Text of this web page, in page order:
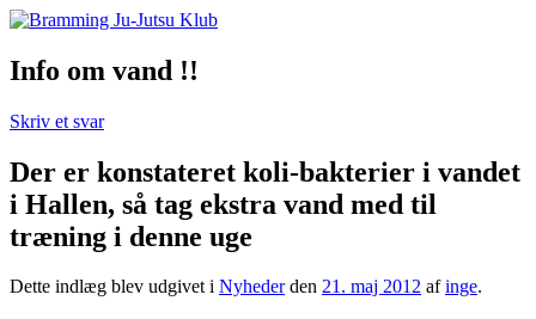
Info om vand !!
Skriv et svar
Der er konstateret koli-bakterier i vandet
i Hallen, så tag ekstra vand med til
træning i denne uge
Dette indlæg blev udgivet i Nyhederden 21. maj 2012 afinge.